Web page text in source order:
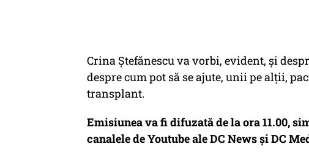
Crina Ștefănescu va vorbi, evident, și
despre cum pot să se ajute, unii pe alții,
transplant.
Emisiunea va fi difuzată de la ora 11.00,
canalele de Youtube ale DC News și DC